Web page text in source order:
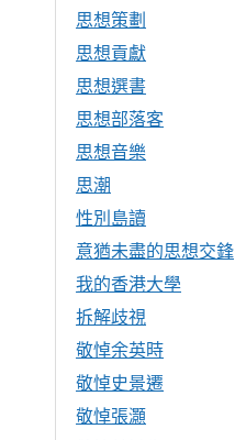
思想策劃
思想貢獻
思想選書
思想部落客
思想音樂
思潮
性別島讀
意猶未盡的思想交鋒
我的香港大學
拆解歧視
敬悼余英時
敬悼史景遷
敬悼張灝